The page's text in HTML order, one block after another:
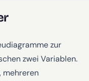
zur
zwei Variablen.
mehreren